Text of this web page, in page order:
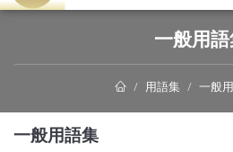
一般用
用語集 一般
一般用語集